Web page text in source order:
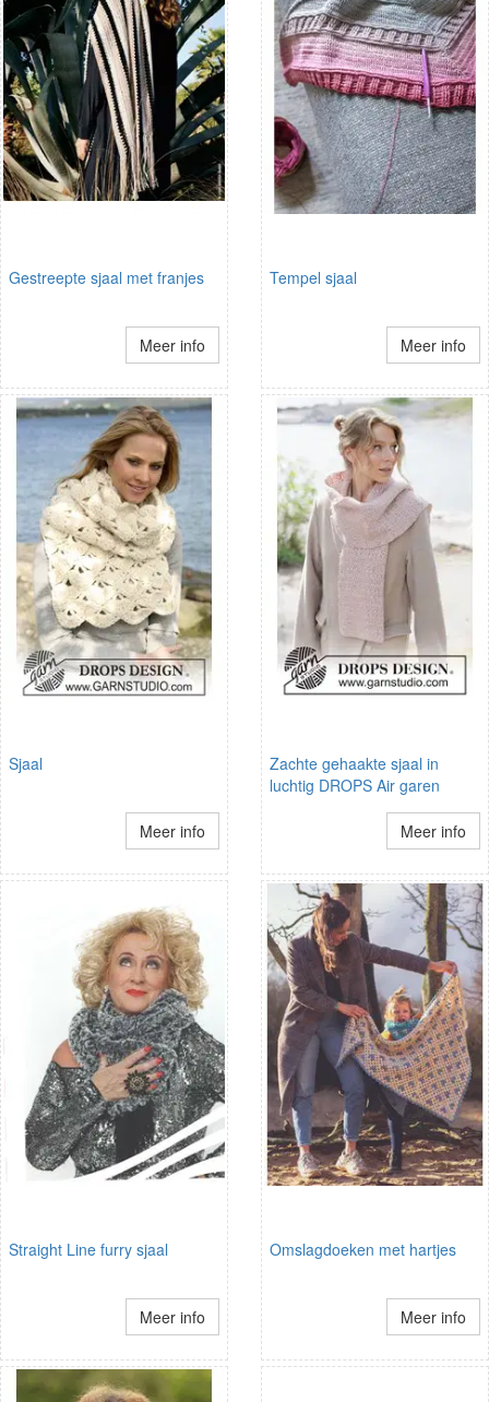
Gestreepte sjaal met franjes
Meer info
Tempel sjaal
Meer info
Sjaal
Meer info
Zachte gehaakte sjaal in
luchtig DROPS Air garen
Meer info
Straight Line furry sjaal
Meer info
Omslagdoeken met hartjes
Meer info